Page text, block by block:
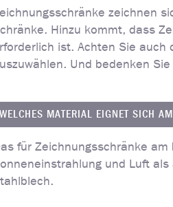
zeichnen
Hinzu kommt, dass
ist. Achten Sie auch
Und bedenken
WELCHES MATERIAL EIGNET SICH
für Zeichnungsschränke
und Luft